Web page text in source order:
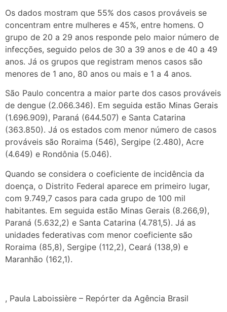
Os dados mostram que 55% dos casos prováveis se
concentram entre mulheres e 45%, entre homens. O
grupo de 20 a 29 anos responde pelo maior número de
infecções, seguido pelos de 30 a 39 anos e de 40 a 49
anos. Já os grupos que registram menos casos são
menores de 1 ano, 80 anos ou mais e 1 a 4 anos.
São Paulo concentra a maior parte dos casos prováveis
de dengue (2.066.346). Em seguida estão Minas Gerais
(1.696.909), Paraná (644.507) e Santa Catarina
(363.850). Já os estados com menor número de casos
prováveis são Roraima (546), Sergipe (2.480), Acre
(4.649) e Rondônia (5.046).
Quando se considera o coeficiente de incidência da
doença, o Distrito Federal aparece em primeiro lugar,
com 9.749,7 casos para cada grupo de 100 mil
habitantes. Em seguida estão Minas Gerais (8.266,9),
Paraná (5.632,2) e Santa Catarina (4.781,5). Já as
unidades federativas com menor coeficiente são
Roraima (85,8), Sergipe (112,2), Ceará (138,9) e
Maranhão (162,1).
, Paula Laboissière – Repórter da Agência Brasil